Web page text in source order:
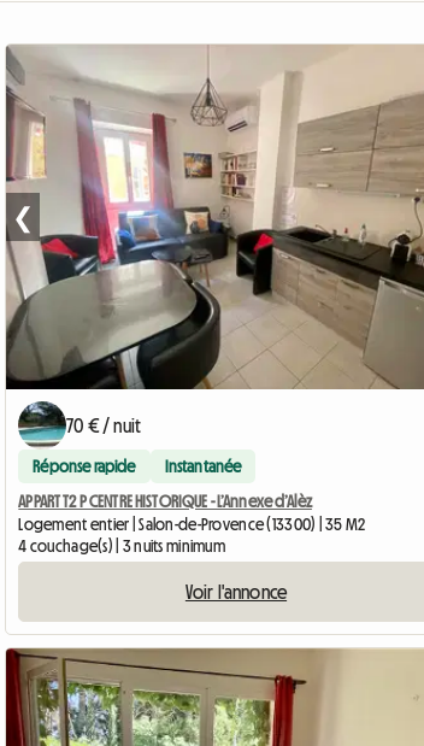
❮
70 € / nuit
Réponse rapide Instantanée
APPART T2 P CENTRE HISTORIQUE - L’Annexe d’Alèz
Logement entier | Salon-de-Provence (13300) | 35 M2
4 couchage(s) | 3 nuits minimum
Voir l'annonce